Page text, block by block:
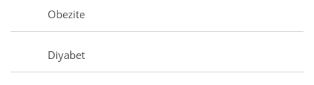
Obezite
Diyabet